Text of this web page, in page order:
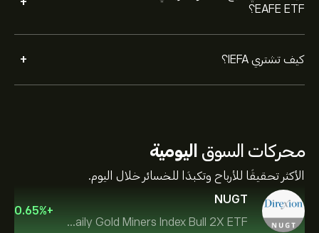
EAFE ETF؟
كيف تشتري IEFA؟ +
محركات السوق اليومية
الأكثر تحقيقًا للأرباح وتكبدًا للخسائر خلال اليوم.
NUGT
Direxion Daily Gold Miners Index Bull 2X ETF
+
0.65%